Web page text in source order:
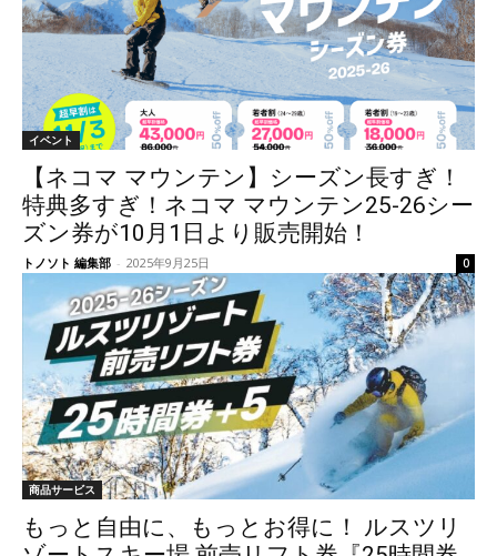
イベント
【ネコマ マウンテン】シーズン長すぎ！
特典多すぎ！ネコマ マウンテン25-26シー
ズン券が10月1日より販売開始！
トノソト 編集部 - 2025年9月25日 0
商品サービス
もっと自由に、もっとお得に！ ルスツリ